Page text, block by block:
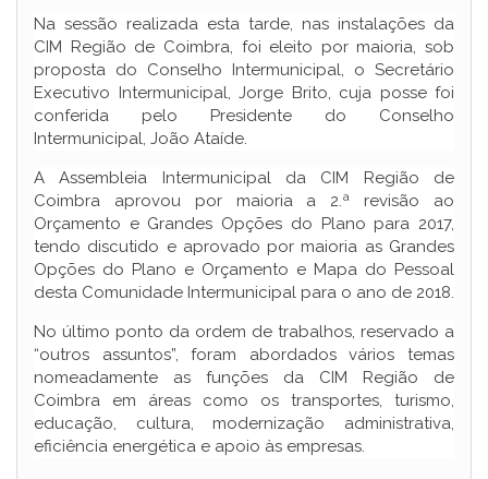
Na sessão realizada esta tarde, nas instalações da
CIM Região de Coimbra, foi eleito por maioria, sob
proposta do Conselho Intermunicipal, o Secretário
Executivo Intermunicipal, Jorge Brito, cuja posse foi
conferida pelo Presidente do Conselho
Intermunicipal, João Ataíde.
A Assembleia Intermunicipal da CIM Região de
Coimbra aprovou por maioria a 2.ª revisão ao
Orçamento e Grandes Opções do Plano para 2017,
tendo discutido e aprovado por maioria as Grandes
Opções do Plano e Orçamento e Mapa do Pessoal
desta Comunidade Intermunicipal para o ano de 2018.
No último ponto da ordem de trabalhos, reservado a
“outros assuntos”, foram abordados vários temas
nomeadamente as funções da CIM Região de
Coimbra em áreas como os transportes, turismo,
educação, cultura, modernização administrativa,
eficiência energética e apoio às empresas.